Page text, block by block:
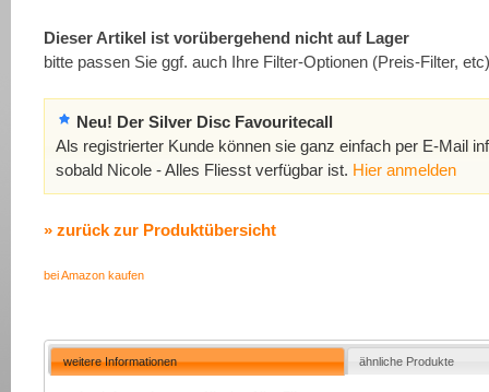
Dieser Artikel ist vorübergehend nicht auf Lager
bitte passen Sie ggf. auch Ihre Filter-Optionen (Preis-Filter,
Neu! Der Silver Disc Favouritecall
Als registrierter Kunde können sie ganz einfach per E-Mail
sobald Nicole - Alles Fliesst verfügbar ist. Hier anmelden
» zurück zur Produktübersicht
bei Amazon kaufen
weitere Informationen ähnliche Produkte